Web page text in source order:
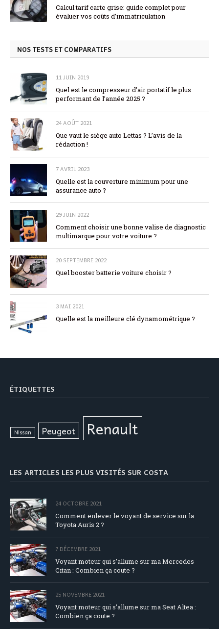
Calcul tarif carte grise: guide complet pour
évaluer vos coûts d’immatriculation
NOS TESTS ET COMPARATIFS
11 JUIN 2019
Quel est le compresseur d’air portatif le plus
performant de l’année 2025 ?
24 AOÛT 2021
Que vaut le siège auto Lettas ? L’avis de la
rédaction !
7 AVRIL 2023
Quelle est la couverture minimum pour une
assurance auto ?
29 JUIN 2022
Comment choisir une bonne valise de diagnostic
multimarque pour votre voiture ?
20 SEPTEMBRE 2022
Quel booster batterie voiture choisir ?
3 MAI 2021
Quelle est la meilleure clé dynamométrique ?
ÉTIQUETTES
Nissan Peugeot Renault
LES ARTICLES LES PLUS VISITÉS SUR COSTA
24 OCTOBRE 2021
Comment enlever le voyant de service sur la
Toyota Auris 2 ?
7 DÉCEMBRE 2021
Voyant moteur qui s’allume sur ma Mercedes
Citan : Combien ça coute ?
25 NOVEMBRE 2021
Voyant moteur qui s’allume sur ma Seat Altea :
Combien ça coute ?